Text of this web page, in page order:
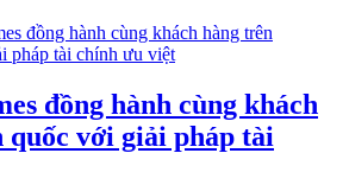
đồng hành cùng khách
quốc với giải pháp tài